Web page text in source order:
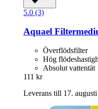
5.0 (3)
Aquael
Överflödsfilter
Hög
Absolut vattentät
111 kr
Leverans till 17. augusti